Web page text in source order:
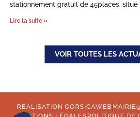
stationnement gratuit de 45places, situé
Lire la suite »
VOIR TOUTES LES
RÉALISATION CORSICAWEB